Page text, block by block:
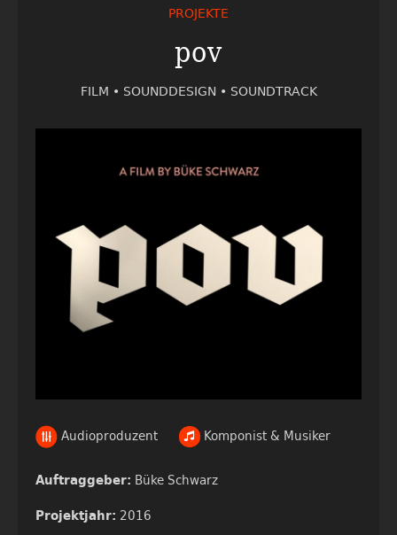
PROJEKTE
pov
FILM • SOUNDDESIGN • SOUNDTRACK
Audioproduzent Komponist & Musiker
Auftraggeber: Büke Schwarz
Projektjahr: 2016